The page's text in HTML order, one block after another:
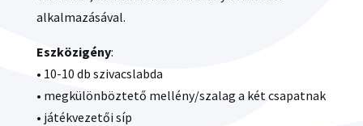
alkalmazásával.
Eszközigény:
• 10-10 db szivacslabda
• megkülönböztető mellény/szalag a két csapatnak
• játékvezetői síp